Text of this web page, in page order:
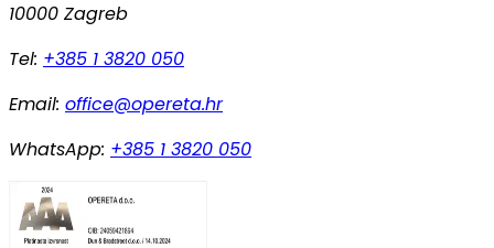
10000 Zagreb
Tel: +385 1 3820 050
Email: office@opereta.hr
WhatsApp: +385 1 3820 050